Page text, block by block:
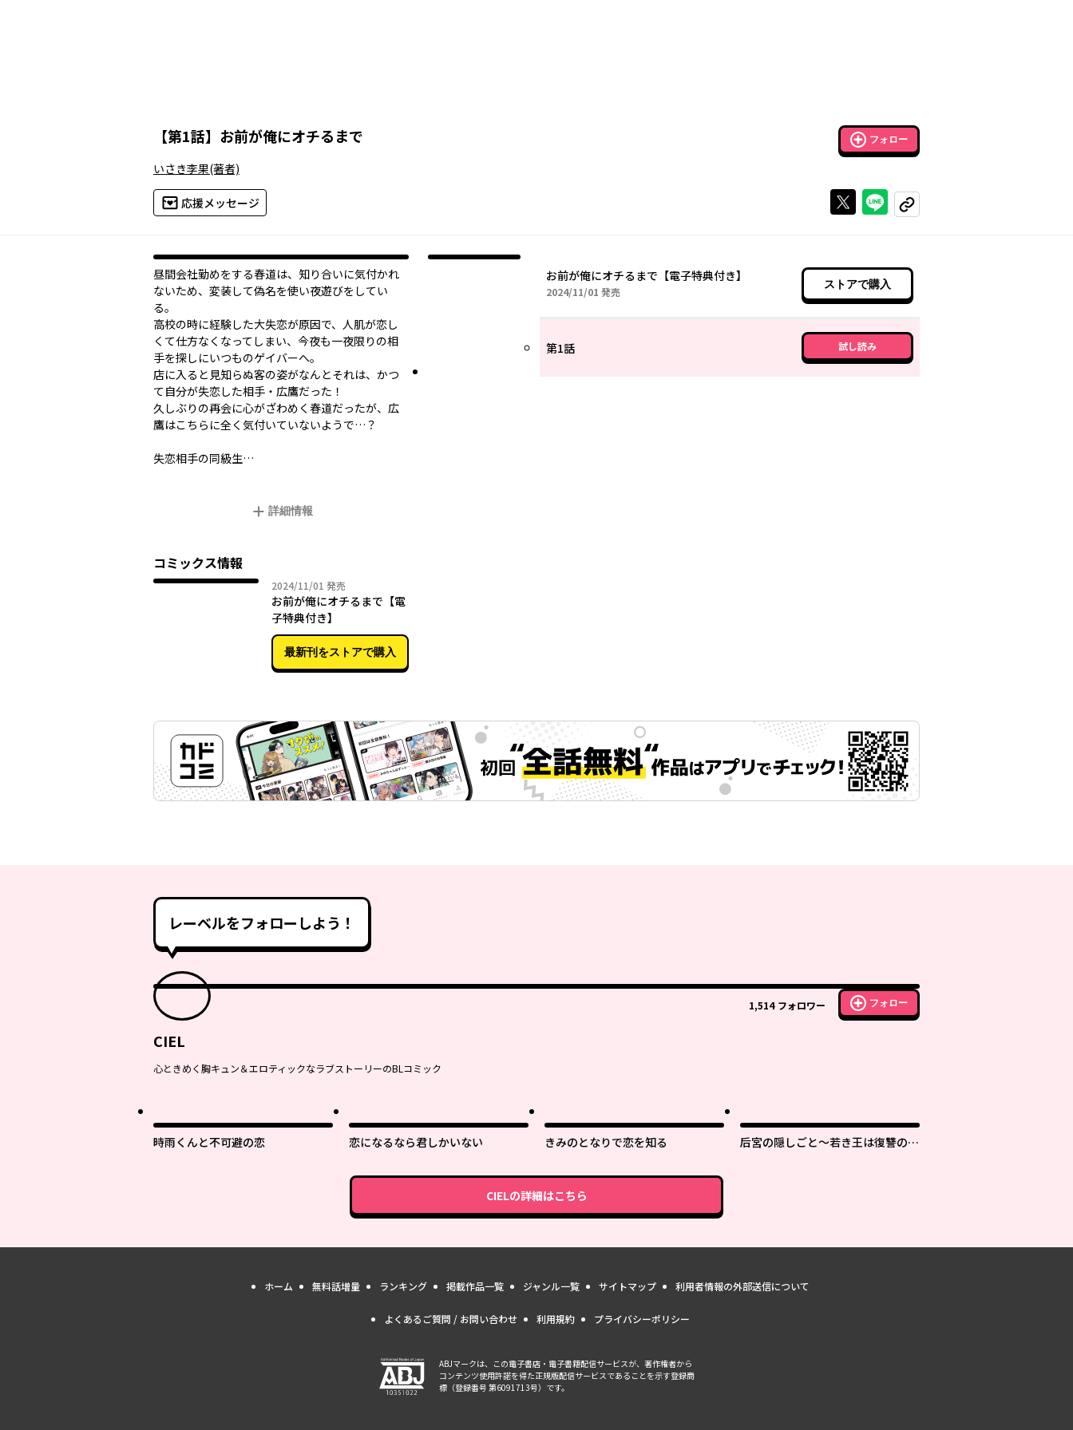
【第1話】 お前が俺にオチるまで フォロー
いさき李果(著者)
応援メッセージ Xで投稿するラインでシェアする
コピーする
昼間会社勤めをする春道は、知り合いに気付かれ
ないため、変装して偽名を使い夜遊びをしてい
る。
高校の時に経験した大失恋が原因で、人肌が恋し
くて仕方なくなってしまい、今夜も一夜限りの相
手を探しにいつものゲイバーへ。
店に入ると見知らぬ客の姿が――なんとそれは、かつ
て自分が失恋した相手・広鷹だった！
久しぶりの再会に心がざわめく春道だったが、広
鷹はこちらに全く気付いていないようで…？
失恋相手の同級生…
詳細情報
コミックス情報
2024/11/01 2024年11月01日
発売
お前が俺にオチるまで【電
子特典付き】
最新刊をストアで購入
お前が俺にオチるまで【電子特典付き】
2024/11/01 2024年11月01日
発売
ストアで購入
第1話 試し読み
レーベルをフォローしよう！
1,514 フォロワー フォロー
CIEL
心ときめく胸キュン＆エロティックなラブストーリーのBLコミック
時雨くんと不可避の恋 恋になるなら君しかいない きみのとなりで恋を知る
后宮の隠しごと～若き王は復讐の褥
CIELの詳細はこちら
ホーム 無料話増量 ランキング 掲載作品一覧 ジャンル一覧 サイトマップ 利用者情報の外部送信について
よくあるご質問 / お問い合わせ 利用規約 プライバシーポリシー
ABJマークは、この電子書店・電子書籍配信サービスが、著作権者から
コンテンツ使用許諾を得た正規版配信サービスであることを示す登録商
標（登録番号 第6091713号）です。